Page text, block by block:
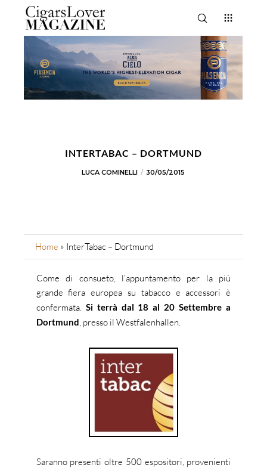
INTERTABAC – DORTMUND
LUCA COMINELLI 30/05/2015
Home » InterTabac – Dortmund
Come di consueto, l’appuntamento per la più
grande fiera europea su tabacco e accessori è
confermata. Si terrà dal 18 al 20 Settembre a
Dortmund, presso il Westfalenhallen.
Saranno presenti oltre 500 espositori, provenienti